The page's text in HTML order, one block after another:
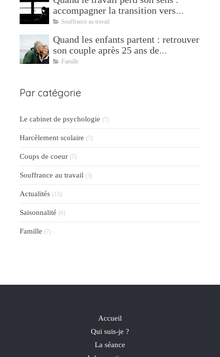
accompagner la transition vers
l'après
Souffrance au travail
Quand les enfants partent : retrouver
son couple après 25 ans de
parentalité
Famille
Par catégorie
Le cabinet de psychologie (7)
Harcèlement scolaire (7)
Coups de coeur (7)
Souffrance au travail (3)
Actualités (15)
Saisonnalité (6)
Famille (7)
Accueil
Qui suis-je ?
La séance